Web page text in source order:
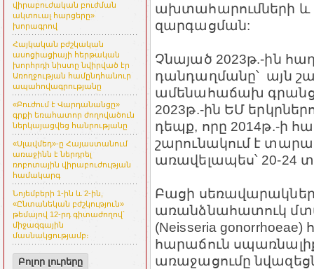
վիրաբուժական բուժման
ակտուալ հարցերը»
խորագրով
Հայկական բժշկական
ասոցիացիայի հերթական
խորհրդի նիստը նվիրված էր
Առողջության համընդհանուր
ապահովագրությանը
«Բուժում է Վարդանանցը»
գրքի եռահատոր ժողովածուն
ներկայացվեց հանրությանը
«Սլավմեդ»-ը Հայաստանում
առաջինն է ներդրել
ռոբոտային վիրաբուժության
համակարգ
Նոյեմբերի 1-ին և 2-ին,
«Ընտանեկան բժշկություն»
թեմայով 12-րդ գիտաժողով՝
միջազգային
մասնակցությամբ։
Բոլոր լուրերը
ախտահարումների և
զարգացման:
Չնայած 2023թ.-ին
դանդաղմանը՝ այն
ամենահաճախ
2023թ.-ին ԵՄ
դեպք, որը 2014թ.-ի
շարունակում է
առավելապես՝ 20-24
Բացի
առանձնահատուկ
(Neisseria
հարաճուն
առաջացումը